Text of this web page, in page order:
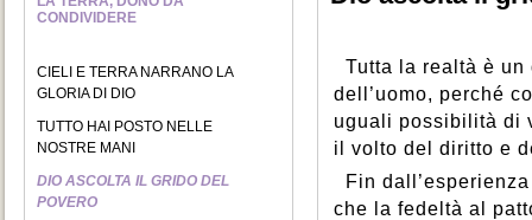
CONDIVIDERE
CIELI E TERRA NARRANO LA
GLORIA DI DIO
TUTTO HAI POSTO NELLE
NOSTRE MANI
DIO ASCOLTA IL GRIDO DEL
POVERO
Tutta la realtà è
dell’uomo, perché
uguali possibilità di
il volto del diritto e
Fin
che la fedeltà al